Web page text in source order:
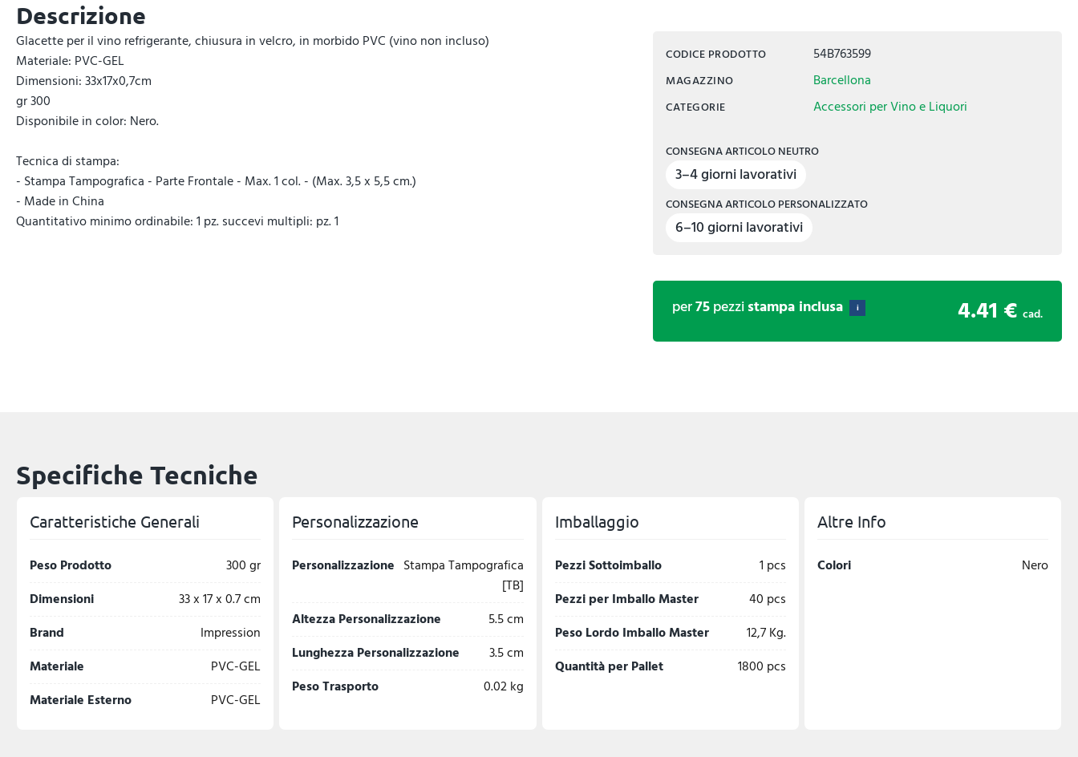
Descrizione
Glacette per il vino refrigerante, chiusura in velcro, in morbido PVC (vino non incluso)
Materiale: PVC-GEL
Dimensioni: 33x17x0,7cm
gr 300
Disponibile in color: Nero.
Tecnica di stampa:
- Stampa Tampografica - Parte Frontale - Max. 1 col. - (Max. 3,5 x 5,5 cm.)
- Made in China
Quantitativo minimo ordinabile: 1 pz. succevi multipli: pz. 1
CODICE PRODOTTO 54B763599
MAGAZZINO Barcellona
CATEGORIE Accessori per Vino e Liquori
CONSEGNA ARTICOLO NEUTRO
3–4 giorni lavorativi
CONSEGNA ARTICOLO PERSONALIZZATO
6–10 giorni lavorativi
per75pezzistampa inclusa i 4.41 € cad.
Specifiche Tecniche
Caratteristiche Generali
Peso Prodotto
300 gr
Dimensioni
33 x 17 x 0.7 cm
Brand
Impression
Materiale
PVC-GEL
Materiale Esterno
PVC-GEL
Personalizzazione
Personalizzazione Stampa Tampografica
[TB]
Altezza Personalizzazione
5.5 cm
Lunghezza Personalizzazione
3.5 cm
Peso Trasporto
0.02 kg
Imballaggio
Pezzi Sottoimballo
1 pcs
Pezzi per Imballo Master
40 pcs
Peso Lordo Imballo Master
12,7 Kg.
Quantità per Pallet
1800 pcs
Altre Info
Colori Nero